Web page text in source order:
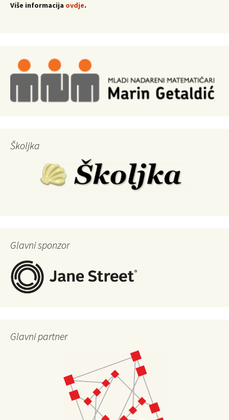
Više informacija ovdje.
Školjka
Glavni sponzor
Glavni partner